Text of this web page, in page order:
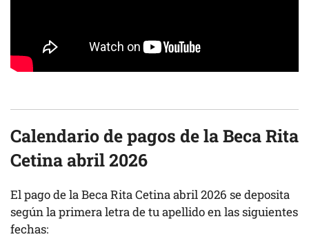
Calendario de pagos de la Beca Rita
Cetina abril 2026
El pago de la Beca Rita Cetina abril 2026 se deposita
según la primera letra de tu apellido en las siguientes
fechas: